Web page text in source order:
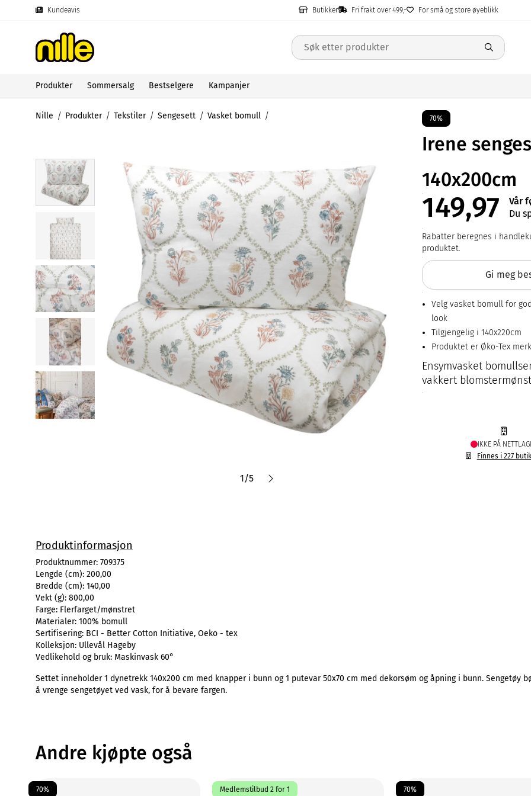
Kundeavis Butikker Fri frakt over 499,- For små og store øyeblikk
Produkter Sommersalg Bestselgere Kampanjer
Nille Produkter Tekstiler Sengesett Vasket bomull
1/5
70%
Irene
140x200cm
149,97
Vår
Du
Rabatter beregnes i
produktet.
Gi meg
Velg vasket bomull for
look
Tilgjengelig i 140x220cm
Produktet er Øko-Tex
Ensymvasket
vakkert
IKKE PÅ
Finnes i 227
Produktinformasjon
Produktnummer: 709375
Lengde (cm): 200,00
Bredde (cm): 140,00
Vekt (g): 800,00
Farge: Flerfarget/mønstret
Materialer: 100% bomull
Sertifisering: BCI - Better Cotton Initiative, Oeko - tex
Kolleksjon: Ullevål Hageby
Vedlikehold og bruk: Maskinvask 60°
Settet inneholder 1 dynetrekk 140x200 cm med knapper i bunn og 1 putevar 50x70 cm med dekorsøm og åpning i bunn.
å vrenge sengetøyet ved vask, for å bevare fargen.
Andre kjøpte også
70% Medlemstilbud 2 for 1 70%